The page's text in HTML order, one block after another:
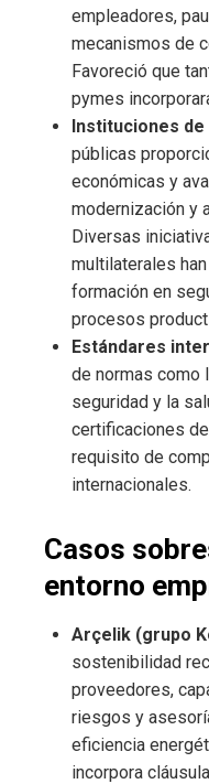
empleadores,
mecanismos de
Favoreció que
pymes
Instituciones de
públicas
económicas y
modernización y
Diversas
multilaterales
formación en
procesos
Estándares
de normas como
seguridad y la
certificaciones
requisito de
internacionales.
Casos
entorno
Arçelik (grupo
sostenibilidad
proveedores,
riesgos y
eficiencia
incorpora